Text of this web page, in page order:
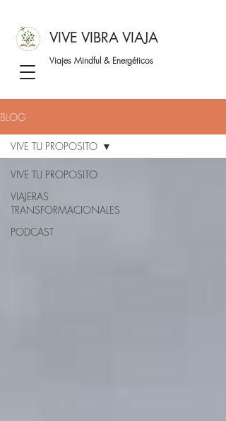
VIVE VIBRA VIAJA
Viajes Mindful & Energéticos
BLOG
VIVE TU PROPOSITO
VIAJERAS
TRANSFORMACIONALES
PODCAST
VIVE TU PROPOSITO